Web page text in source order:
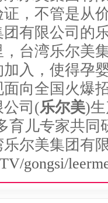
，不管是从
有限公司的
台湾乐尔美
入，使得孕
全国火爆
公司(乐尔美)
育儿专家共同
尔美集团有
gongsi/